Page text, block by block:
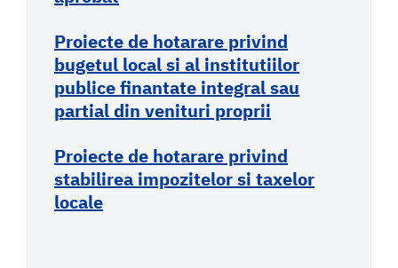
Proiecte de hotarare privind
bugetul local si al institutiilor
publice finantate integral sau
partial din venituri proprii
Proiecte de hotarare privind
stabilirea impozitelor si taxelor
locale